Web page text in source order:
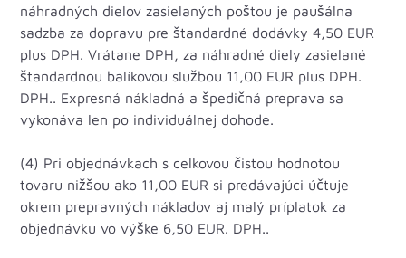
náhradných dielov zasielaných poštou je paušálna
sadzba za dopravu pre štandardné dodávky 4,50 EUR
plus DPH. Vrátane DPH, za náhradné diely zasielané
štandardnou balíkovou službou 11,00 EUR plus DPH.
DPH.. Expresná nákladná a špedičná preprava sa
vykonáva len po individuálnej dohode.
(4) Pri objednávkach s celkovou čistou hodnotou
tovaru nižšou ako 11,00 EUR si predávajúci účtuje
okrem prepravných nákladov aj malý príplatok za
objednávku vo výške 6,50 EUR. DPH..